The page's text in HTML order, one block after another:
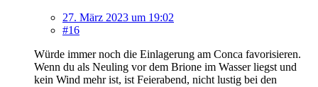
27. März 2023 um 19:02
#16
Würde immer noch die Einlagerung am Conca favorisieren.
Wenn du als Neuling vor dem Brione im Wasser liegst und
kein Wind mehr ist, ist Feierabend, nicht lustig bei den